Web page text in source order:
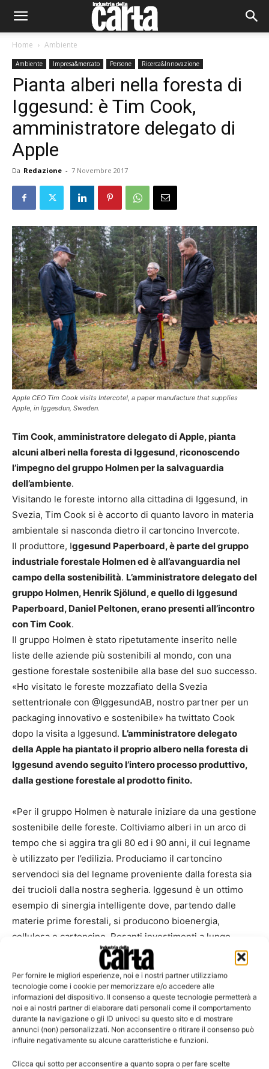
Per fornire le migliori esperienze, noi e i nostri partner utilizziamo
tecnologie come i cookie per memorizzare e/o accedere alle
informazioni del dispositivo. Il consenso a queste tecnologie permetterà a
noi e ai nostri partner di elaborare dati personali come il comportamento
durante la navigazione o gli ID univoci su questo sito e di mostrare
annunci (non) personalizzati. Non acconsentire o ritirare il consenso può
influire negativamente su alcune caratteristiche e funzioni.
Clicca qui sotto per acconsentire a quanto sopra o per fare scelte
Home Ambiente
Ambiente Impresa&mercato Persone Ricerca&Innovazione
Pianta alberi nella foresta di
Iggesund: è Tim Cook,
amministratore delegato di
Apple
Da Redazione - 7 Novembre 2017
Apple CEO Tim Cook visits Intercote!, a paper manufacture that supplies
Apple, in Iggesdun, Sweden.
Tim Cook, amministratore delegato di Apple, pianta
alcuni alberi nella foresta di Iggesund, riconoscendo
l’impegno del gruppo Holmen per la salvaguardia
dell’ambiente.
Visitando le foreste intorno alla cittadina di Iggesund, in
Svezia, Tim Cook si è accorto di quanto lavoro in materia
ambientale si nasconda dietro il cartoncino Invercote.
Il produttore, Iggesund Paperboard, è parte del gruppo
industriale forestale Holmen ed è all’avanguardia nel
campo della sostenibilità. L’amministratore delegato del
gruppo Holmen, Henrik Sjölund, e quello di Iggesund
Paperboard, Daniel Peltonen, erano presenti all’incontro
con Tim Cook.
Il gruppo Holmen è stato ripetutamente inserito nelle
liste delle aziende più sostenibili al mondo, con una
gestione forestale sostenibile alla base del suo successo.
«Ho visitato le foreste mozzafiato della Svezia
settentrionale con @IggesundAB, nostro partner per un
packaging innovativo e sostenibile» ha twittato Cook
dopo la visita a Iggesund. L’amministratore delegato
della Apple ha piantato il proprio albero nella foresta di
Iggesund avendo seguito l’intero processo produttivo,
dalla gestione forestale al prodotto finito.
«Per il gruppo Holmen è naturale iniziare da una gestione
sostenibile delle foreste. Coltiviamo alberi in un arco di
tempo che si aggira tra gli 80 ed i 90 anni, il cui legname
è utilizzato per l’edilizia. Produciamo il cartoncino
servendoci sia del legname proveniente dalla foresta sia
dei trucioli dalla nostra segheria. Iggesund è un ottimo
esempio di sinergia intelligente dove, partendo dalle
materie prime forestali, si producono bioenergia,
cellulosa e cartoncino. Pesanti investimenti a lungo
termine ed un sistema equilibrato sono i presupposti per
una catena del valore sostenibile. Per Iggesund questa
sinergia significa 0.7 milioni di tonnellate di CO2». Questo
è quanto dichiarato da Henrik Sjölund, amministratore
delegato del gruppo Holmen, in occasione della visita
della prima azienda al mondo in termini di
capitalizzazione azionaria.